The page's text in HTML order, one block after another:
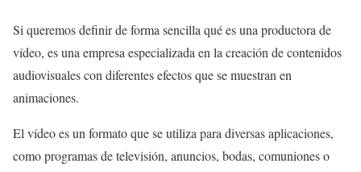
Si queremos definir de forma sencilla qué es una productora de
vídeo, es una empresa especializada en la creación de contenidos
audiovisuales con diferentes efectos que se muestran en
animaciones.
El vídeo es un formato que se utiliza para diversas aplicaciones,
como programas de televisión, anuncios, bodas, comuniones o